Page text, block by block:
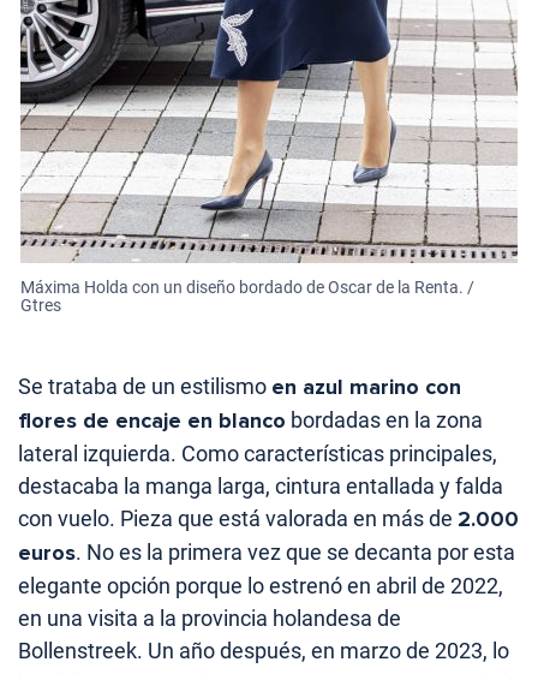
Máxima Holda con un diseño bordado de Oscar de la Renta. /
Gtres
Se trataba de un estilismo en azul marino con
flores de encaje en blanco bordadas en la zona
lateral izquierda. Como características principales,
destacaba la manga larga, cintura entallada y falda
con vuelo. Pieza que está valorada en más de 2.000
euros. No es la primera vez que se decanta por esta
elegante opción porque lo estrenó en abril de 2022,
en una visita a la provincia holandesa de
Bollenstreek. Un año después, en marzo de 2023, lo